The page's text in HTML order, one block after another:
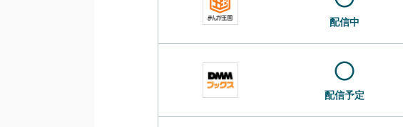
配信中
配信予定